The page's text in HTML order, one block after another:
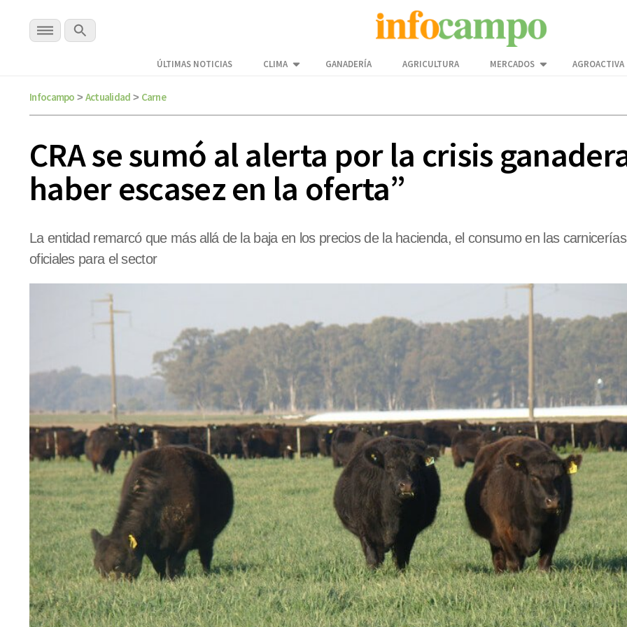
ÚLTIMAS NOTICIAS CLIMA GANADERÍA AGRICULTURA MERCADOS AGROACTIVA
Infocampo > Actualidad > Carne
CRA se sumó al alerta por la crisis
haber escasez en la oferta”
La entidad remarcó que más allá de la baja en los precios de la hacienda, el consumo en las
oficiales para el sector